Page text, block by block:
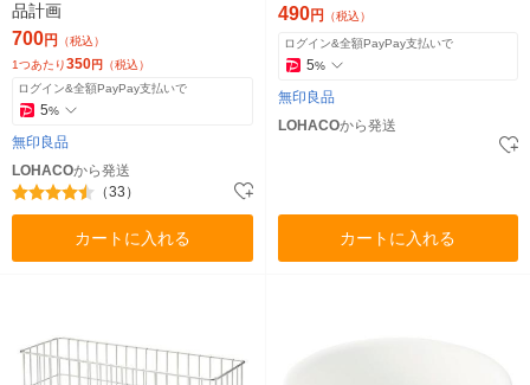
品計画
700円
（税込）
1つあたり350円 （税込）
ログイン&全額PayPay支払いで
5%
無印良品
LOHACOから発送
（33）
カートに入れる
490円 （税込）
ログイン&全額PayPay支払いで
5%
無印良品
LOHACOから発送
カートに入れる